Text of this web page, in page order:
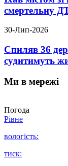
смертельну
30-Лип-2026
Спиляв 36
судитимуть
Ми в мережі
Погода
Рівне
вологість:
тиск: